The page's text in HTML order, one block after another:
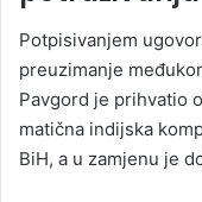
Potpisivanjem
preuzimanje
Pavgord je prihvatio
matična indijska
BiH, a u zamjenu je